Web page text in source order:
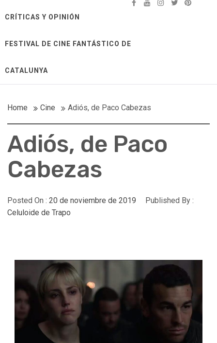
CRÍTICAS Y OPINIÓN
FESTIVAL DE CINE FANTÁSTICO DE
CATALUNYA
Home Cine Adiós, de Paco Cabezas
Adiós, de Paco
Cabezas
Posted On : 20 de noviembre de 2019
Published By :
Celuloide de Trapo